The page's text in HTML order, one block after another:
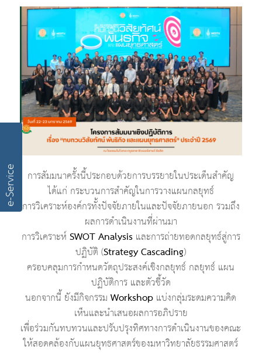
การสัมมนาครั้งนี้ประกอบด้วยการบรรยายในประเด็นสำคัญ
ได้แก่ กระบวนการสำคัญในการวางแผนกลยุทธ์
การวิเคราะห์องค์กรทั้งปัจจัยภายในและปัจจัยภายนอก รวมถึง
ผลการดำเนินงานที่ผ่านมา
การวิเคราะห์SWOT Analysisและการถ่ายทอดกลยุทธ์สู่การ
ปฏิบัติ (Strategy Cascading)
ครอบคลุมการกำหนดวัตถุประสงค์เชิงกลยุทธ์ กลยุทธ์ แผน
ปฏิบัติการ และตัวชี้วัด
นอกจากนี้ ยังมีกิจกรรมWorkshop แบ่งกลุ่มระดมความคิด
เห็นและนำเสนอผลการอภิปราย
เพื่อร่วมกันทบทวนและปรับปรุงทิศทางการดำเนินงานของคณะ
ให้สอดคล้องกับแผนยุทธศาสตร์ของมหาวิทยาลัยธรรมศาสตร์
e-Service